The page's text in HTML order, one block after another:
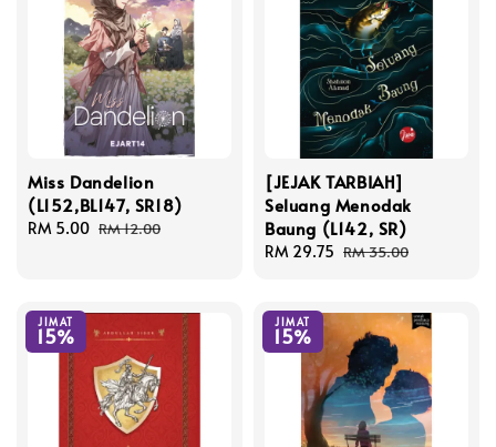
Miss Dandelion
(L152,BL147, SR18)
Sale
RM 5.00 Regular
RM 12.00
[JEJAK TARBIAH]
Seluang Menodak
Baung (L142, SR)
Sale
RM 29.75 Regular
RM 35.00
JIMAT
15%
JIMAT
15%